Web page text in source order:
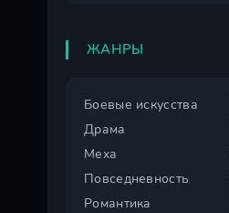
ЖАНРЫ
Боевые искусства
Драма
Меха
Повседневность
Романтика